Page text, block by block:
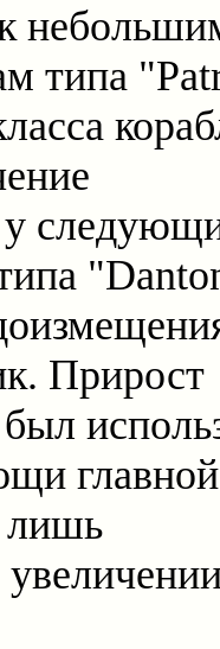
типа
Прирост
главной
лишь